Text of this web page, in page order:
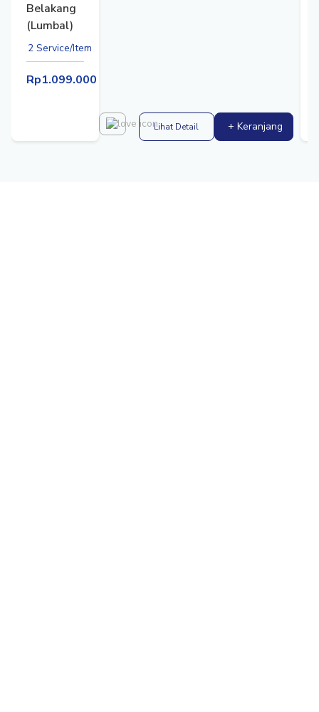
Belakang
(Lumbal)
2 Service/Item
Rp1.099.000
Lihat Detail + Keranjang